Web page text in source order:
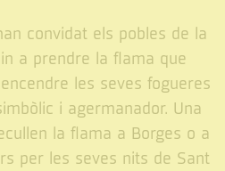
convidat els pobles de la
a prendre la flama que
les seves fogueres
i agermanador. Una
la flama a Borges o a
per les seves nits de Sant